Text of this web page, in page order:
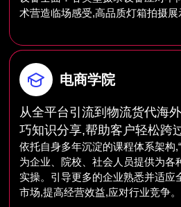
术营造临场感受,高品质灯箱拍摄展
电商学院
从全平台引流到物流货代海
巧知识分享,帮助客户轻松跨
依托自身多年沉淀的课程体系架构
为企业、院校、社会人员提供为各
实操。引导更多的企业熟悉并适应
市场,提高经营效益,应对行业竞争。